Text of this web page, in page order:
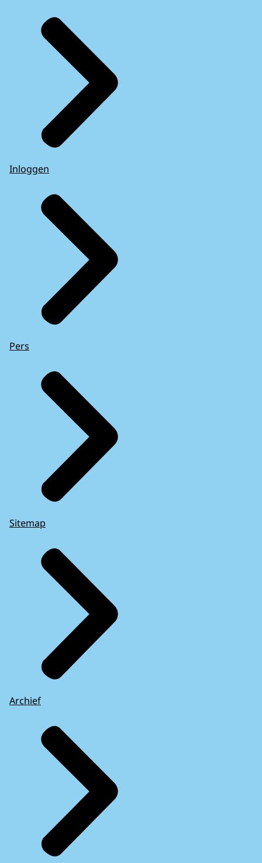
Inloggen
Pers
Sitemap
Archief